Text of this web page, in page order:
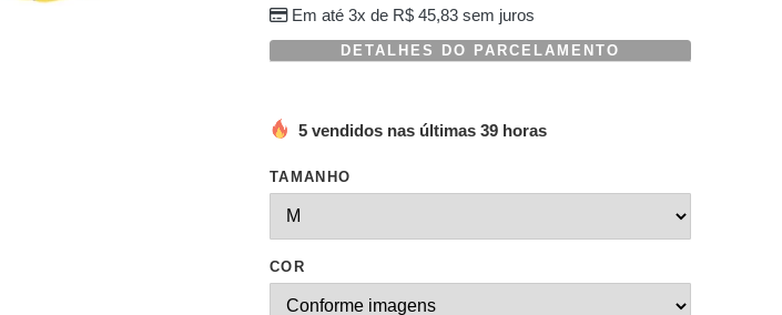
Em até 3x de R$45,83sem juros
DETALHES DO PARCELAMENTO
5 vendidos nas últimas 39 horas
TAMANHO
COR